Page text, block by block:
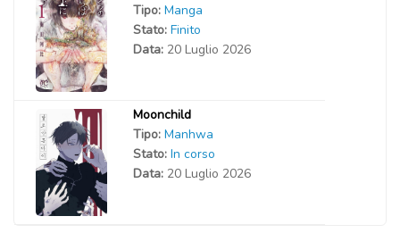
Tipo: Manga
Stato: Finito
Data: 20 Luglio 2026
Moonchild
Tipo: Manhwa
Stato: In corso
Data: 20 Luglio 2026